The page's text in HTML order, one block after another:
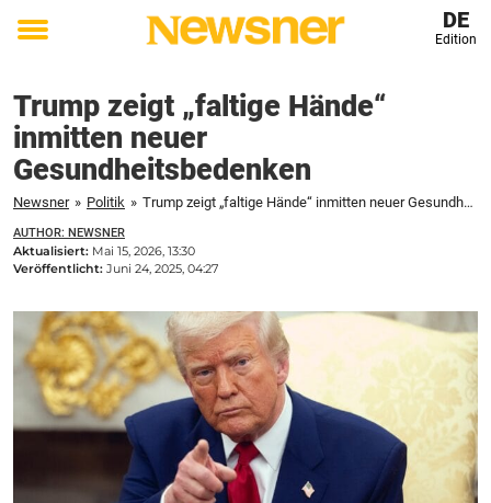
Toggle
DE
Edition
Trump zeigt „faltige Hände“
inmitten neuer
Gesundheitsbedenken
Newsner » Politik » Trump zeigt „faltige Hände“ inmitten neuer Gesundheitsbedenken
AUTHOR: NEWSNER
Aktualisiert: Mai 15, 2026, 13:30
Veröffentlicht: Juni 24, 2025, 04:27